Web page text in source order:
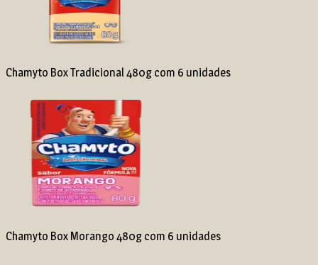
Chamyto Box Tradicional 480g com 6 unidades
Chamyto Box Morango 480g com 6 unidades